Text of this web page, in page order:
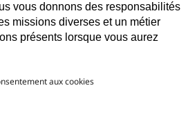
vous donnons des responsabilités
missions diverses et un métier
présents lorsque vous aurez
aux cookies